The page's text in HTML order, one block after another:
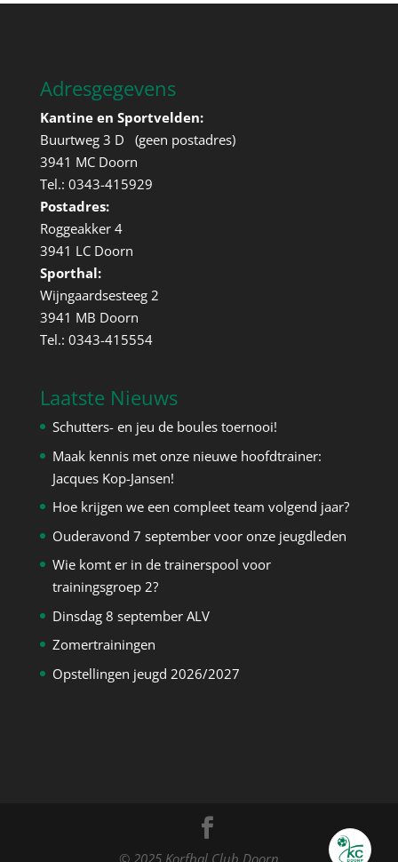
Adresgegevens
Kantine en Sportvelden:
Buurtweg 3 D (geen postadres)
3941 MC Doorn
Tel.: 0343-415929
Postadres:
Roggeakker 4
3941 LC Doorn
Sporthal:
Wijngaardsesteeg 2
3941 MB Doorn
Tel.: 0343-415554
Laatste Nieuws
Schutters- en jeu de boules toernooi!
Maak kennis met onze nieuwe hoofdtrainer:
Jacques Kop-Jansen!
Hoe krijgen we een compleet team volgend jaar?
Ouderavond 7 september voor onze jeugdleden
Wie komt er in de trainerspool voor
trainingsgroep 2?
Dinsdag 8 september ALV
Zomertrainingen
Opstellingen jeugd 2026/2027
© 2025 Korfbal Club Doorn